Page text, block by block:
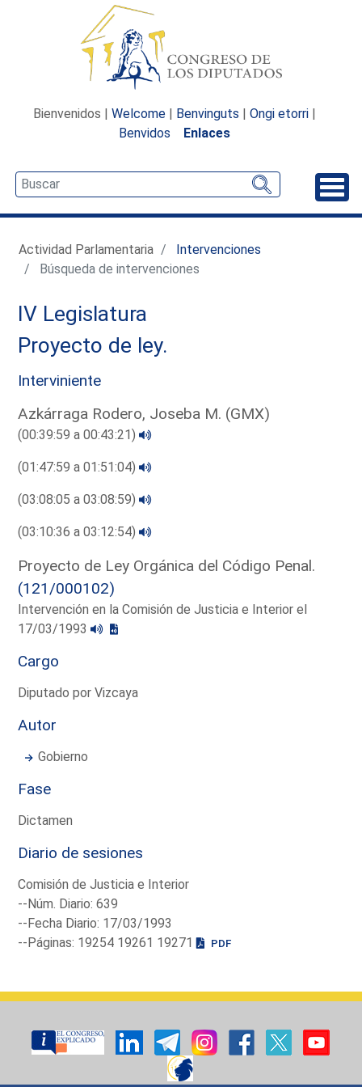
Bienvenidos | Welcome | Benvinguts | Ongi etorri |
Benvidos
Enlaces
Actividad Parlamentaria
Intervenciones
Búsqueda de intervenciones
IV Legislatura
Proyecto de ley.
Interviniente
Azkárraga Rodero, Joseba M. (GMX)
(00:39:59 a 00:43:21)
(01:47:59 a 01:51:04)
(03:08:05 a 03:08:59)
(03:10:36 a 03:12:54)
Proyecto de Ley Orgánica del Código Penal.
(121/000102)
Intervención en la Comisión de Justicia e Interior el
17/03/1993
Cargo
Diputado por Vizcaya
Autor
Gobierno
Fase
Dictamen
Diario de sesiones
Comisión de Justicia e Interior
--Núm. Diario: 639
--Fecha Diario: 17/03/1993
--Páginas: 19254 19261 19271
PDF